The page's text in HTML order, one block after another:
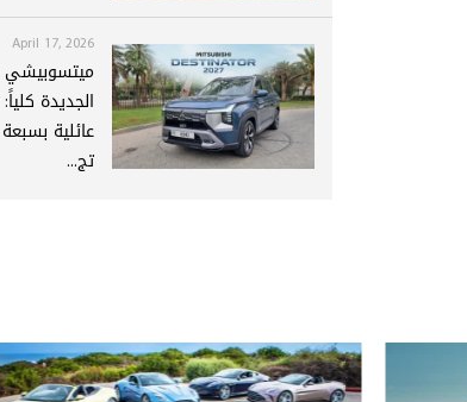
April 17, 2026
ميتسوبيشي
عائلية
تج...